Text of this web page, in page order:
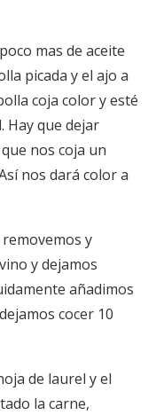
mas de aceite
picada y el ajo a
coja color y esté
Hay que dejar
nos coja un
nos dará color a
y
y dejamos
añadimos
cocer 10
de laurel y el
la carne,